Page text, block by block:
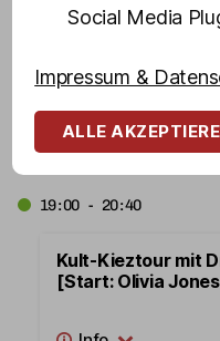
17.08.2026
19:00 - 20:40
Kult-Kieztour mit
[Start: Olivia
Social Media
Impressum &
ALLE